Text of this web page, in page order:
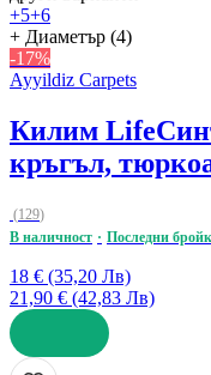
+5+6
+ Диаметър (4)
-17%
Ayyildiz Carpets
Килим Life
кръгъл,
(129)
В наличност
Последни
18 € (35,20 Лв)
21,90 € (42,83 Лв)
ДОБАВИ